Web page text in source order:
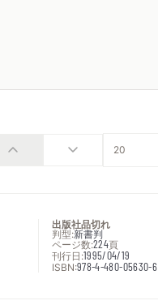
出版社品切れ
判型:新書判
ページ数:224頁
刊行日:1995/04/19
ISBN:978-4-480-05630-6